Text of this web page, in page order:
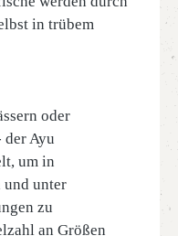
in trübem
oder
der Ayu
um in
und unter
zu
an Größen